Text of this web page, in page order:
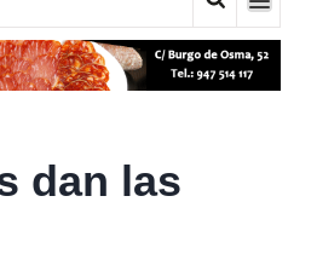
dan las